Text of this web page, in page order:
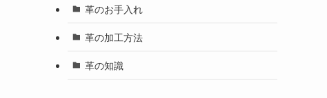
革のお手入れ
革の加工方法
革の知識